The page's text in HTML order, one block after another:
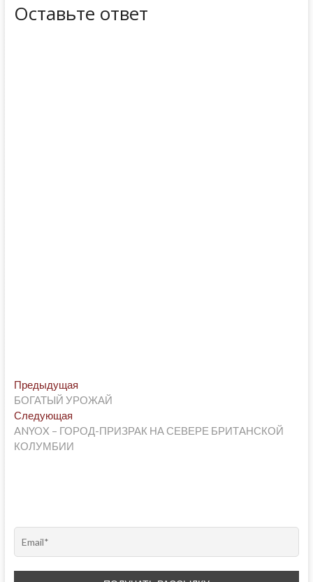
Оставьте ответ
Post
navigation
ПредыдущаяПредыдущая
post:
БОГАТЫЙ УРОЖАЙ
СледующаяСледующая
post:
ANYOX – ГОРОД-ПРИЗРАК НА СЕВЕРЕ БРИТАНСКОЙ
КОЛУМБИИ